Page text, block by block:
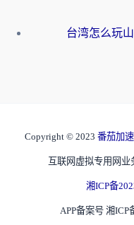
Copyright © 2023 番茄加
互联网虚拟专用网业
湘ICP备
APP备案号 湘ICP